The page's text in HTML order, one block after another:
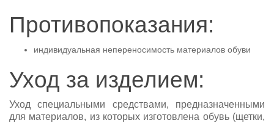
Противопоказания:
индивидуальная непереносимость материалов обуви
Уход за изделием:
Уход специальными средствами, предназначенными
для материалов, из которых изготовлена обувь (щетки,